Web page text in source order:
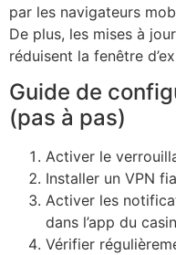
par les navigateurs
De plus, les mises à
réduisent la fenêtre
Guide de
(pas à pas)
Activer le
Installer un VPN
Activer les
dans l’app du
Vérifier